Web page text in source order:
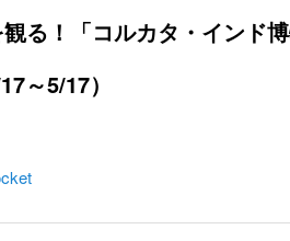
る！「コルカタ・インド
～5/17）